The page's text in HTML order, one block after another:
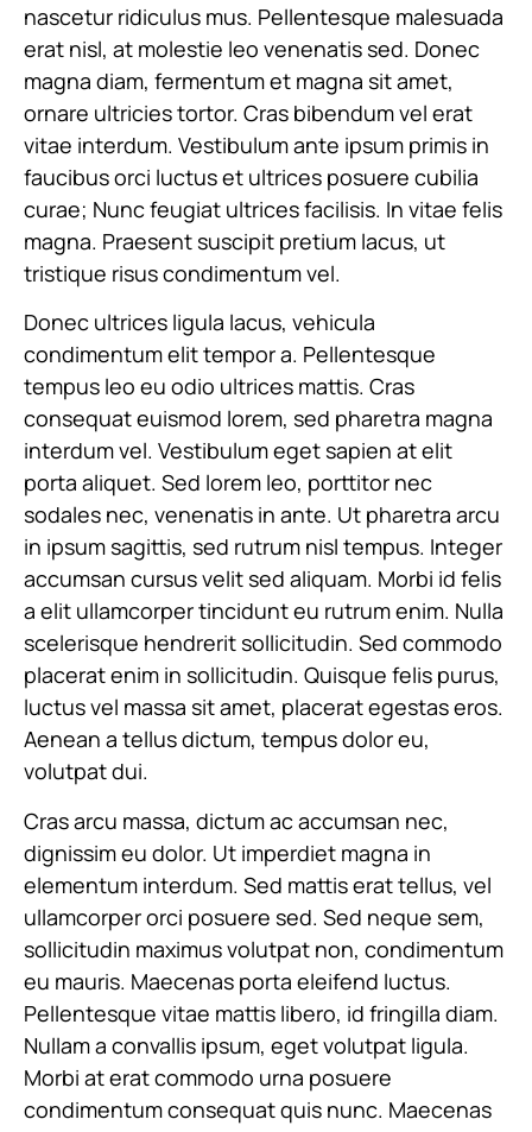
nascetur ridiculus mus. Pellentesque malesuada
erat nisl, at molestie leo venenatis sed. Donec
magna diam, fermentum et magna sit amet,
ornare ultricies tortor. Cras bibendum vel erat
vitae interdum. Vestibulum ante ipsum primis in
faucibus orci luctus et ultrices posuere cubilia
curae; Nunc feugiat ultrices facilisis. In vitae felis
magna. Praesent suscipit pretium lacus, ut
tristique risus condimentum vel.
Donec ultrices ligula lacus, vehicula
condimentum elit tempor a. Pellentesque
tempus leo eu odio ultrices mattis. Cras
consequat euismod lorem, sed pharetra magna
interdum vel. Vestibulum eget sapien at elit
porta aliquet. Sed lorem leo, porttitor nec
sodales nec, venenatis in ante. Ut pharetra arcu
in ipsum sagittis, sed rutrum nisl tempus. Integer
accumsan cursus velit sed aliquam. Morbi id felis
a elit ullamcorper tincidunt eu rutrum enim. Nulla
scelerisque hendrerit sollicitudin. Sed commodo
placerat enim in sollicitudin. Quisque felis purus,
luctus vel massa sit amet, placerat egestas eros.
Aenean a tellus dictum, tempus dolor eu,
volutpat dui.
Cras arcu massa, dictum ac accumsan nec,
dignissim eu dolor. Ut imperdiet magna in
elementum interdum. Sed mattis erat tellus, vel
ullamcorper orci posuere sed. Sed neque sem,
sollicitudin maximus volutpat non, condimentum
eu mauris. Maecenas porta eleifend luctus.
Pellentesque vitae mattis libero, id fringilla diam.
Nullam a convallis ipsum, eget volutpat ligula.
Morbi at erat commodo urna posuere
condimentum consequat quis nunc. Maecenas